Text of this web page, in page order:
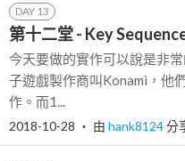
DAY 13
第十二堂 - Key
今天要做的實作可以說是非
子遊戲製作商叫Konami，他
作。而1...
2018-10-28 ‧ 由 hank8124分